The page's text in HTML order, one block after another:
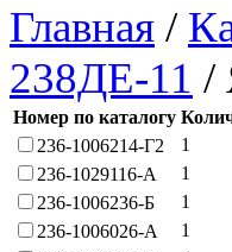
Главная /
238ДЕ-11 /
Номер по каталогу
236-1006214-Г2
1
236-1029116-А
1
236-1006236-Б
1
236-1006026-А
1